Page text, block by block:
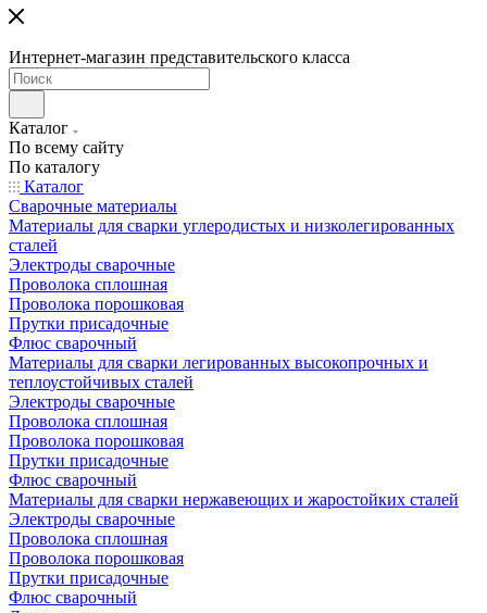
Интернет-магазин представительского класса
Каталог
По всему сайту
По каталогу
Каталог
Сварочные материалы
Материалы для сварки углеродистых и низколегированных
сталей
Электроды сварочные
Проволока сплошная
Проволока порошковая
Прутки присадочные
Флюс сварочный
Материалы для сварки легированных высокопрочных и
теплоустойчивых сталей
Электроды сварочные
Проволока сплошная
Проволока порошковая
Прутки присадочные
Флюс сварочный
Материалы для сварки нержавеющих и жаростойких сталей
Электроды сварочные
Проволока сплошная
Проволока порошковая
Прутки присадочные
Флюс сварочный